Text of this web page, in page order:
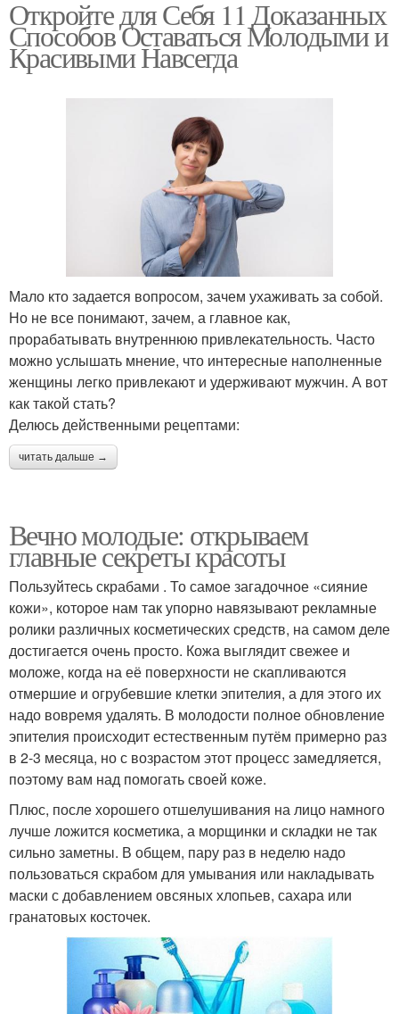
Откройте для Себя 11 Доказанных
Способов Оставаться Молодыми и
Красивыми Навсегда
Мало кто задается вопросом, зачем ухаживать за собой.
Но не все понимают, зачем, а главное как,
прорабатывать внутреннюю привлекательность. Часто
можно услышать мнение, что интересные наполненные
женщины легко привлекают и удерживают мужчин. А вот
как такой стать?
Делюсь действенными рецептами:
читать дальше →
Вечно молодые: открываем
главные секреты красоты
Пользуйтесь скрабами . То самое загадочное «сияние
кожи», которое нам так упорно навязывают рекламные
ролики различных косметических средств, на самом деле
достигается очень просто. Кожа выглядит свежее и
моложе, когда на её поверхности не скапливаются
отмершие и огрубевшие клетки эпителия, а для этого их
надо вовремя удалять. В молодости полное обновление
эпителия происходит естественным путём примерно раз
в 2-3 месяца, но с возрастом этот процесс замедляется,
поэтому вам над помогать своей коже.
Плюс, после хорошего отшелушивания на лицо намного
лучше ложится косметика, а морщинки и складки не так
сильно заметны. В общем, пару раз в неделю надо
пользоваться скрабом для умывания или накладывать
маски с добавлением овсяных хлопьев, сахара или
гранатовых косточек.